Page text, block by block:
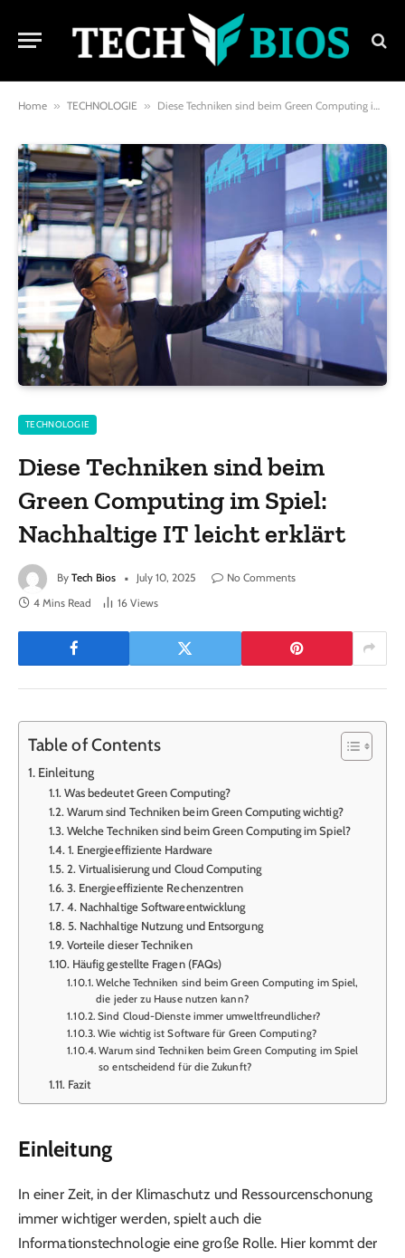
Home » TECHNOLOGIE » Diese Techniken sind beim Green Computing im Spiel: Nachhaltige IT leicht erklärt
TECHNOLOGIE
Diese Techniken sind beim
Green Computing im Spiel:
Nachhaltige IT leicht erklärt
By Tech Bios July 10, 2025
No Comments
4 Mins Read
16 Views
Table of Contents
Einleitung
Was bedeutet Green Computing?
Warum sind Techniken beim Green Computing wichtig?
Welche Techniken sind beim Green Computing im Spiel?
1. Energieeffiziente Hardware
2. Virtualisierung und Cloud Computing
3. Energieeffiziente Rechenzentren
4. Nachhaltige Softwareentwicklung
5. Nachhaltige Nutzung und Entsorgung
Vorteile dieser Techniken
Häufig gestellte Fragen (FAQs)
Welche Techniken sind beim Green Computing im Spiel,
die jeder zu Hause nutzen kann?
Sind Cloud-Dienste immer umweltfreundlicher?
Wie wichtig ist Software für Green Computing?
Warum sind Techniken beim Green Computing im Spiel
so entscheidend für die Zukunft?
Fazit
Einleitung
In einer Zeit, in der Klimaschutz und Ressourcenschonung
immer wichtiger werden, spielt auch die
Informationstechnologie eine große Rolle. Hier kommt der